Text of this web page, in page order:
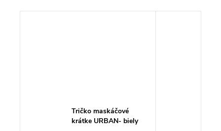
Tričko maskáčové
krátke URBAN- biely